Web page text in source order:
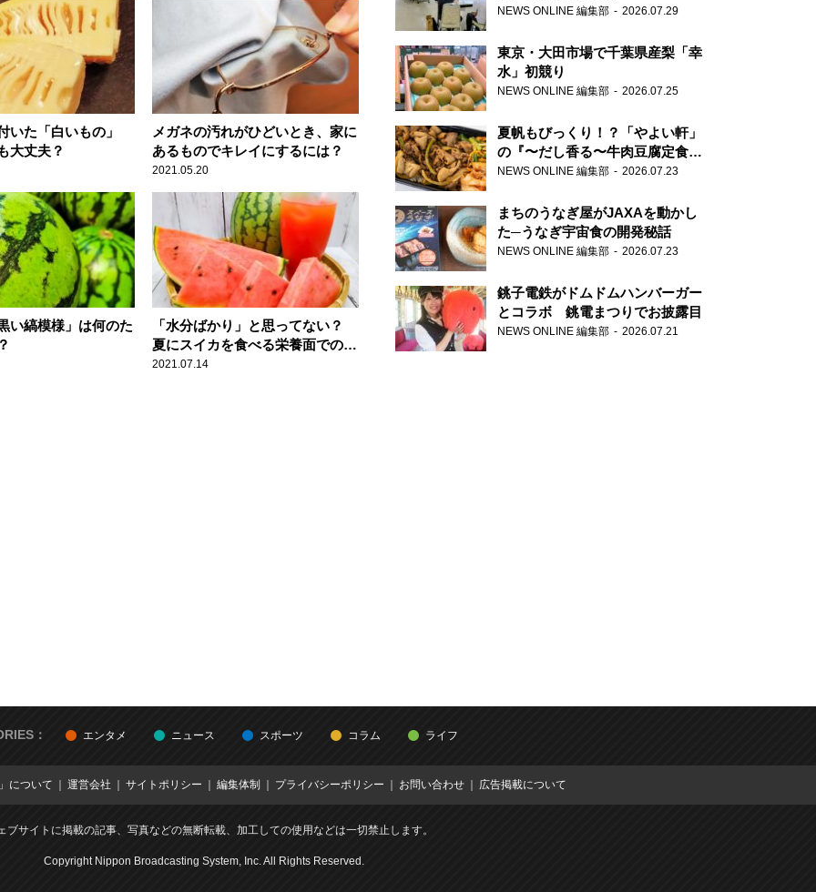
いた「白いもの」
丈夫？
メガネの汚れがひどいとき、家に
あるものでキレイにするには？
2021.05.20
い縞模様」は何のた
「水分ばかり」と思ってない？
夏にスイカを食べる栄養面でのメ
リット
2021.07.14
NEWS ONLINE 編集部 2026.07.29
東京・大田市場で千葉県産梨「幸
水」初競り
NEWS ONLINE 編集部 2026.07.25
夏帆もびっくり！？「やよい軒」
の『〜だし香る〜牛肉豆腐定食』
が香り高すぎる
NEWS ONLINE 編集部 2026.07.23
まちのうなぎ屋がJAXAを動かし
た─うなぎ宇宙食の開発秘話
NEWS ONLINE 編集部 2026.07.23
銚子電鉄がドムドムハンバーガー
とコラボ 銚電まつりでお披露目
NEWS ONLINE 編集部 2026.07.21
： エンタメ ニュース スポーツ コラム ライフ
について 運営会社 サイトポリシー 編集体制 プライバシーポリシー お問い合わせ 広告掲載について
ブサイトに掲載の記事、写真などの無断転載、加工しての使用などは一切禁止します。
Copyright Nippon Broadcasting System, Inc. All Rights Reserved.